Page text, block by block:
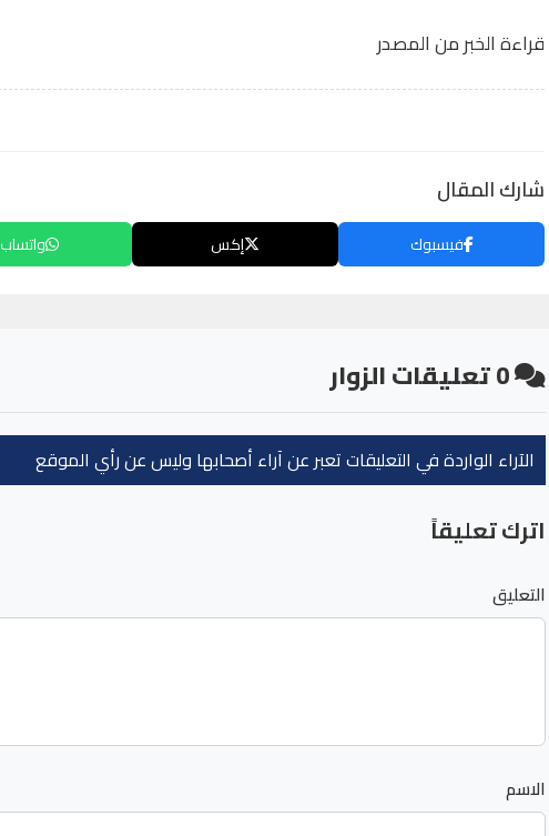
قراءة الخبر من المصدر
شارك المقال
فيسبوك إكس واتساب
0تعليقات الزوار
الآراء الواردة في التعليقات تعبر عن آراء أصحابها وليس عن رأي الموقع
اترك تعليقاً
التعليق
الاسم